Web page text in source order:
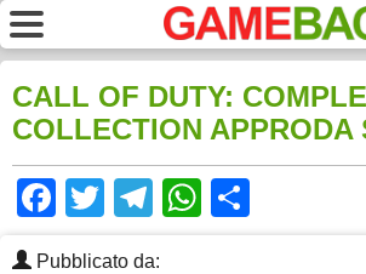
CALL OF DUTY:
COLLECTION APPRODA
Facebook
TwitterTelegram
WhatsApp
Pubblicato da: